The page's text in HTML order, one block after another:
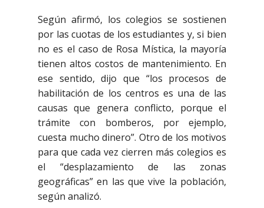
Según afirmó, los colegios se sostienen
por las cuotas de los estudiantes y, si bien
no es el caso de Rosa Mística, la mayoría
tienen altos costos de mantenimiento. En
ese sentido, dijo que “los procesos de
habilitación de los centros es una de las
causas que genera conflicto, porque el
trámite con bomberos, por ejemplo,
cuesta mucho dinero”. Otro de los motivos
para que cada vez cierren más colegios es
el “desplazamiento de las zonas
geográficas” en las que vive la población,
según analizó.